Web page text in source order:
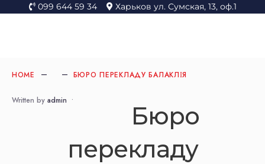
099 644 59 34 Харьков ул. Сумская, 13, оф.1
HOME БЮРО ПЕРЕКЛАДУ БАЛАКЛІЯ
Written by admin •
Бюро
перекладу